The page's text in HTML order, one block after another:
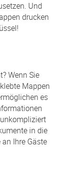
Und
drucken
Wenn Sie
Mappen
es
in die
Ihre Gäste